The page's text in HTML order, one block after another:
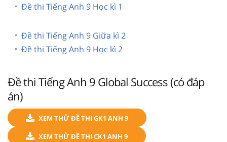
Đề thi Tiếng Anh 9 Học kì 1
Đề thi Tiếng Anh 9 Giữa kì 2
Đề thi Tiếng Anh 9 Học kì 2
Đề thi Tiếng Anh 9 Global Success (có đáp
án)
XEM THỬ ĐỀ THI GK1 ANH 9
XEM THỬ ĐỀ THI CK1 ANH 9